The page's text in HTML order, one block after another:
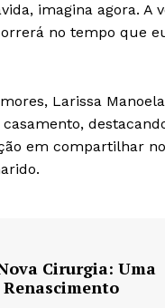
imagina agora.
no tempo que
Larissa
em compartilhar
Cirurgia: Uma